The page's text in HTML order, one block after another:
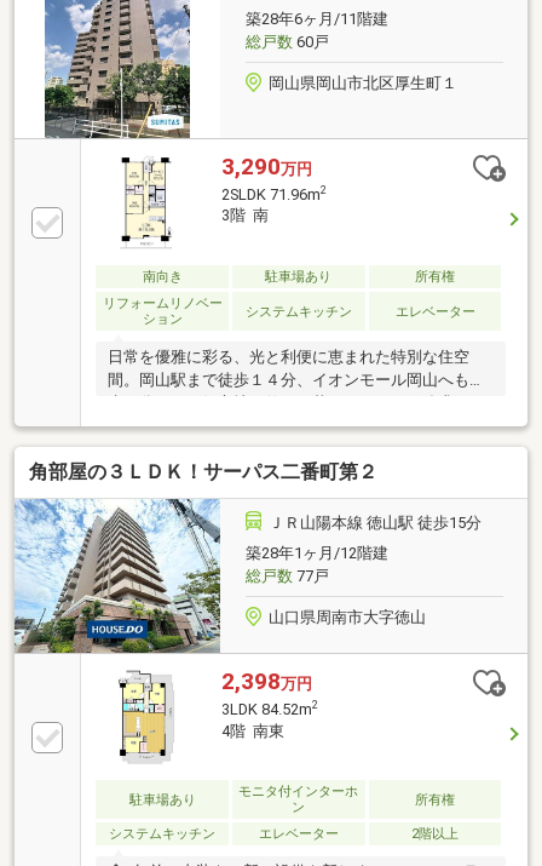
築28年6ヶ月/11階建
総戸数60戸
岡山県岡山市北区厚生町１
3,290万円
2SLDK 71.96m2
3階 南
南向き 駐車場あり
所有権
リフォームリノベー
ション
システムキッチン エレベーター
日常を優雅に彩る、光と利便に恵まれた特別な住空
間。岡山駅まで徒歩１４分、イオンモール岡山へも徒
邸宅です。小学校まで徒歩５分とお子様の通学も安
心。日常の買い物から休日のお出かけまで、すべてが
軽やかに繋がります。南向きの明るいリビングは１
６．４畳のゆとりある広さ。溢れる陽光が心地よい時
間を演出し、家族の笑顔を優しく包み込みます。使い
勝手の良い２ＳＬＤＫの間取りも魅力的です。この洗
練された空間と快適な住環境を、ぜひ現地でご見学く
ださい。
角部屋の３ＬＤＫ！サーパス二番町第２
ＪＲ山陽本線 徳山駅 徒歩15分
築28年1ヶ月/12階建
総戸数77戸
山口県周南市大字徳山
2,398万円
3LDK 84.52m2
4階 南東
駐車場あり
モニタ付インターホ
ン
所有権
システムキッチン エレベーター 2階以上